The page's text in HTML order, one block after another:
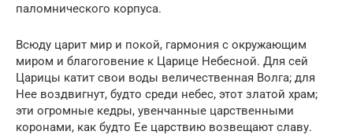
паломнического корпуса.
Всюду царит мир и покой, гармония с окружающим
миром и благоговение к Царице Небесной. Для сей
Царицы катит свои воды величественная Волга; для
Нее воздвигнут, будто среди небес, этот златой храм;
эти огромные кедры, увенчанные царственными
коронами, как будто Ее царствию возвещают славу.